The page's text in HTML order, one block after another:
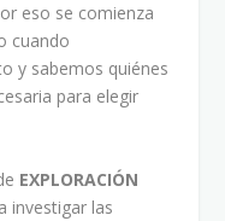
eso se comienza
cuando
y sabemos quiénes
para elegir
EXPLORACIÓN
investigar las